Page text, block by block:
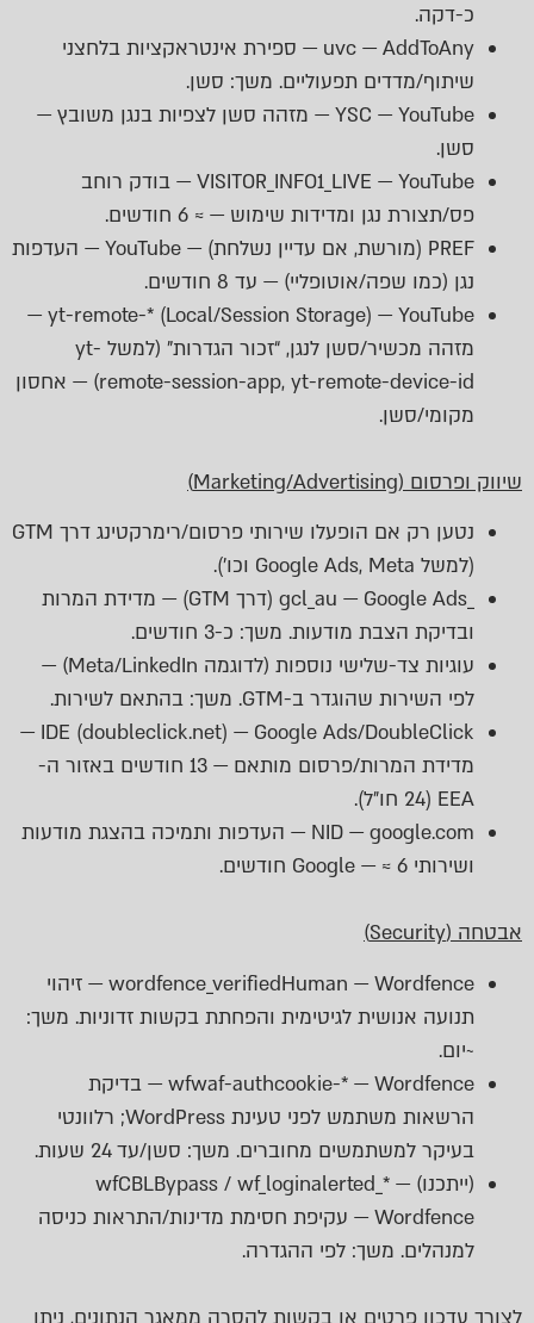
כ-דקה.
uvc — AddToAny — ספירת אינטראקציות בלחצני
שיתוף/מדדים תפעוליים. משך: סשן.
YSC — YouTube — מזהה סשן לצפיות בנגן משובץ —
סשן.
VISITOR_INFO1_LIVE — YouTube — בודק רוחב
פס/תצורת נגן ומדידות שימוש — ≈ 6 חודשים.
PREF (מורשת, אם עדיין נשלחת) — YouTube — העדפות
נגן (כמו שפה/אוטופליי) — עד 8 חודשים.
yt-remote-* (Local/Session Storage) — YouTube —
מזהה מכשיר/סשן לנגן, “זכור הגדרות” (למשל yt-
remote-session-app, yt-remote-device-id) — אחסון
מקומי/סשן.
שיווק ופרסום (Marketing/Advertising)
נטען רק אם הופעלו שירותי פרסום/רימרקטינג דרך GTM
(למשל Google Ads, Meta וכו’).
_gcl_au — Google Ads (דרך GTM) — מדידת המרות
ובדיקת הצבת מודעות. משך: כ-3 חודשים.
עוגיות צד-שלישי נוספות (לדוגמה Meta/LinkedIn) —
לפי השירות שהוגדר ב-GTM. משך: בהתאם לשירות.
IDE (doubleclick.net) — Google Ads/DoubleClick —
מדידת המרות/פרסום מותאם — 13 חודשים באזור ה-
EEA (24 חו״ל).
NID — google.com — העדפות ותמיכה בהצגת מודעות
ושירותי Google — ≈ 6 חודשים.
אבטחה (Security)
wordfence_verifiedHuman — Wordfence — זיהוי
תנועה אנושית לגיטימית והפחתת בקשות זדוניות. משך:
~יום.
wfwaf-authcookie-* — Wordfence — בדיקת
הרשאות משתמש לפני טעינת WordPress; רלוונטי
בעיקר למשתמשים מחוברים. משך: סשן/עד 24 שעות.
(ייתכנו) wfCBLBypass / wf_loginalerted_* —
Wordfence — עקיפת חסימת מדינות/התראות כניסה
למנהלים. משך: לפי ההגדרה.
לצורך עדכון פרטים או בקשות להסרה ממאגר הנתונים, ניתן